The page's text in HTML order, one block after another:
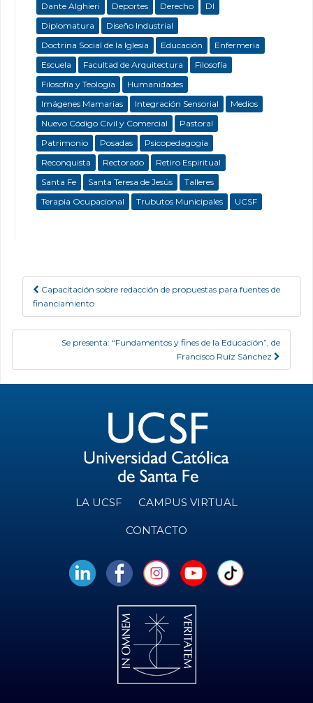
Dante Alghieri
Deportes Derecho
DI
Diplomatura
Diseño Industrial
Doctrina Social de la Iglesia
Educación
Enfermeria
Escuela
Facultad de Arquitectura
Filosofía
Filosofía y Teología
Humanidades
Imágenes Mamarias
Integración Sensorial
Medios
Nuevo Código Civil y Comercial
Pastoral
Patrimonio
Posadas
Psicopedagogía
Reconquista
Rectorado
Retiro Espiritual
Santa Fe
Santa Teresa de Jesús
Talleres
Terapia Ocupacional
Trubutos Municipales UCSF
Post navigation
Capacitación sobre redacción de propuestas para fuentes de
financiamiento
Se presenta: “Fundamentos y fines de la Educación”, de
Francisco Ruíz Sánchez
LA UCSF CAMPUS VIRTUAL
CONTACTO